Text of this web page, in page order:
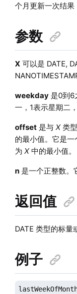
个月更新一次结果
参数
X 可以是 DATE,
weekday是0到6
一，1表示星期二
offset是与 X类
的最小值。它是
为 X中的最小值。
n是一个正整数。
返回值
DATE 类型的标量
例子